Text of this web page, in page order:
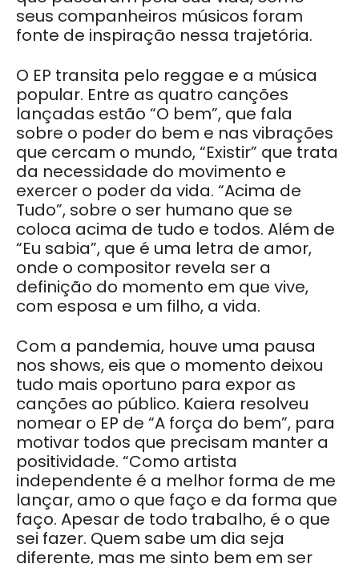
seus companheiros músicos foram
fonte de inspiração nessa trajetória.
O EP transita pelo reggae e a música
popular. Entre as quatro canções
lançadas estão “O bem”, que fala
sobre o poder do bem e nas vibrações
que cercam o mundo, “Existir” que trata
da necessidade do movimento e
exercer o poder da vida. “Acima de
Tudo”, sobre o ser humano que se
coloca acima de tudo e todos. Além de
“Eu sabia”, que é uma letra de amor,
onde o compositor revela ser a
definição do momento em que vive,
com esposa e um filho, a vida.
Com a pandemia, houve uma pausa
nos shows, eis que o momento deixou
tudo mais oportuno para expor as
canções ao público. Kaiera resolveu
nomear o EP de “A força do bem”, para
motivar todos que precisam manter a
positividade. “Como artista
independente é a melhor forma de me
lançar, amo o que faço e da forma que
faço. Apesar de todo trabalho, é o que
sei fazer. Quem sabe um dia seja
diferente, mas me sinto bem em ser